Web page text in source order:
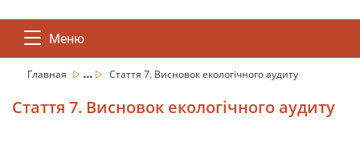
Меню
Главная ... Стаття 7. Висновок екологічного аудиту
Стаття 7. Висновок екологічного аудиту